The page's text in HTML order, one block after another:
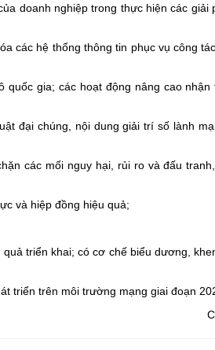
doanh nghiệp trong thực hiện các giải
các hệ thống thông tin phục vụ công
gia; các hoạt động nâng cao
đại chúng, nội dung giải trí số lành
các mối nguy hại, rủi ro và đấu
và hiệp đồng hiệu quả;
triển khai; có cơ chế biểu dương,
triển trên môi trường mạng giai đoạn